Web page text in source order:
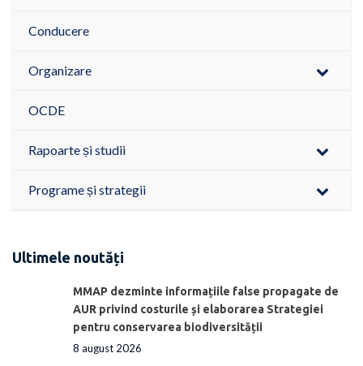
Conducere
Organizare
OCDE
Rapoarte și studii
Programe și strategii
Ultimele noutăți
MMAP dezminte informațiile false propagate de
AUR privind costurile și elaborarea Strategiei
pentru conservarea biodiversității
8 august 2026